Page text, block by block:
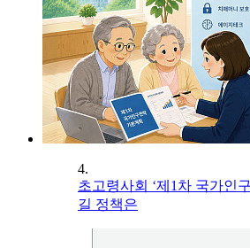
4.
초고령사회 ‘제1차 국가인
길 정책은